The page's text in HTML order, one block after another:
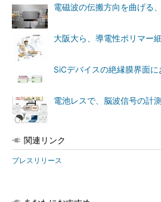
電磁波の伝搬方向を曲げる
大阪大ら、導電性ポリマー
SiCデバイスの絶縁膜界面
電池レスで、脳波信号の計
関連リンク
プレスリリース